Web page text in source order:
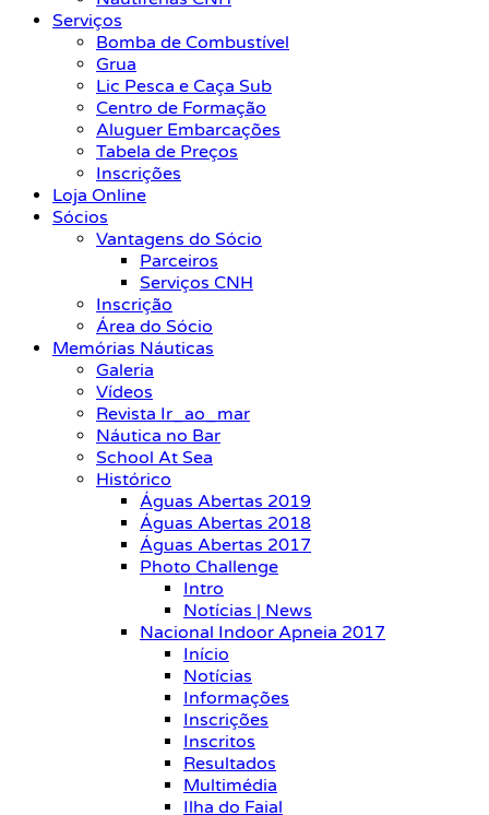
Serviços
Bomba de Combustível
Grua
Lic Pesca e Caça Sub
Centro de Formação
Aluguer Embarcações
Tabela de Preços
Inscrições
Loja Online
Sócios
Vantagens do Sócio
Parceiros
Serviços CNH
Inscrição
Área do Sócio
Memórias Náuticas
Galeria
Vídeos
Revista Ir_ao_mar
Náutica no Bar
School At Sea
Histórico
Águas Abertas 2019
Águas Abertas 2018
Águas Abertas 2017
Photo Challenge
Intro
Notícias | News
Nacional Indoor Apneia 2017
Início
Notícias
Informações
Inscrições
Inscritos
Resultados
Multimédia
Ilha do Faial